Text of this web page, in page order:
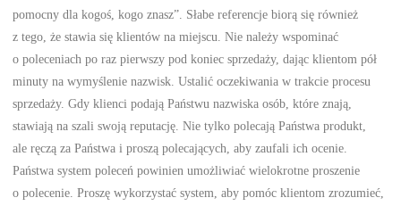
pomocny dla kogoś, kogo znasz”. Słabe referencje biorą się również
z tego, że stawia się klientów na miejscu. Nie należy wspominać
o poleceniach po raz pierwszy pod koniec sprzedaży, dając klientom pół
minuty na wymyślenie nazwisk. Ustalić oczekiwania w trakcie procesu
sprzedaży. Gdy klienci podają Państwu nazwiska osób, które znają,
stawiają na szali swoją reputację. Nie tylko polecają Państwa produkt,
ale ręczą za Państwa i proszą polecających, aby zaufali ich ocenie.
Państwa system poleceń powinien umożliwiać wielokrotne proszenie
o polecenie. Proszę wykorzystać system, aby pomóc klientom zrozumieć,